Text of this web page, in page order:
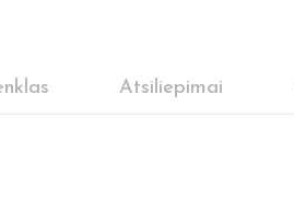
Atsiliepimai